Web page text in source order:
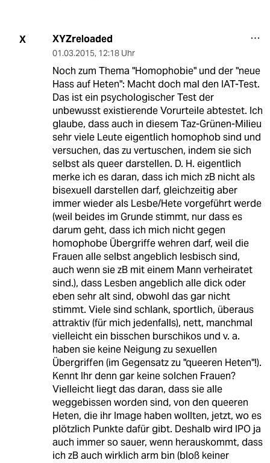
X XYZreloaded
01.03.2015, 12:18 Uhr
Noch zum Thema "Homophobie" und der "neue
Hass auf Heten": Macht doch mal den IAT-Test.
Das ist ein psychologischer Test der
unbewusst existierende Vorurteile abtestet. Ich
glaube, dass auch in diesem Taz-Grünen-Milieu
sehr viele Leute eigentlich homophob sind und
versuchen, das zu vertuschen, indem sie sich
selbst als queer darstellen. D. H. eigentlich
merke ich es daran, dass ich mich zB nicht als
bisexuell darstellen darf, gleichzeitig aber
immer wieder als Lesbe/Hete vorgeführt werde
(weil beides im Grunde stimmt, nur dass es
darum geht, dass ich mich nicht gegen
homophobe Übergriffe wehren darf, weil die
Frauen alle selbst angeblich lesbisch sind,
auch wenn sie zB mit einem Mann verheiratet
sind.), dass Lesben angeblich alle dick oder
eben sehr alt sind, obwohl das gar nicht
stimmt. Viele sind schlank, sportlich, überaus
attraktiv (für mich jedenfalls), nett, manchmal
vielleicht ein bisschen burschikos und v. a.
haben sie keine Neigung zu sexuellen
Übergriffen (im Gegensatz zu "queeren Heten"!).
Kennt Ihr denn gar keine solchen Frauen?
Vielleicht liegt das daran, dass sie alle
weggebissen worden sind, von den queeren
Heten, die ihr Image haben wollten, jetzt, wo es
plötzlich Punkte dafür gibt. Deshalb wird IPO ja
auch immer so sauer, wenn herauskommt, dass
ich zB auch wirklich arm bin (bloß keiner